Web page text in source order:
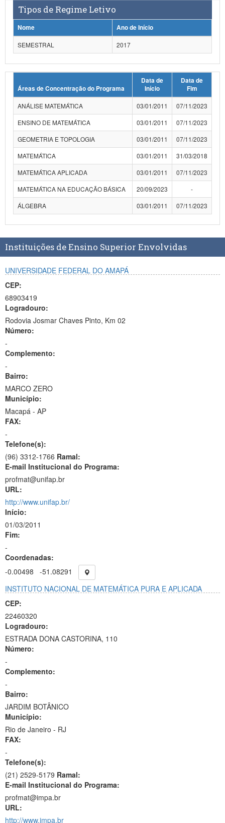
Tipos de Regime Letivo
Nome
Ano de Início
SEMESTRAL
2017
Áreas de Concentração do Programa
Data de
Início
Data de
Fim
ANÁLISE MATEMÁTICA
03/01/2011
07/11/2023
ENSINO DE MATEMÁTICA
03/01/2011
07/11/2023
GEOMETRIA E TOPOLOGIA
03/01/2011
07/11/2023
MATEMÁTICA
03/01/2011
31/03/2018
MATEMÁTICA APLICADA
03/01/2011
07/11/2023
MATEMÁTICA NA EDUCAÇÃO BÁSICA
20/09/2023
-
ÁLGEBRA
03/01/2011 07/11/2023
Instituições de Ensino Superior Envolvidas
UNIVERSIDADE FEDERAL DO AMAPÁ
CEP:
68903419
Logradouro:
Rodovia Josmar Chaves Pinto, Km 02
Número:
-
Complemento:
-
Bairro:
MARCO ZERO
Município:
Macapá - AP
FAX:
-
Telefone(s):
(96) 3312-1766 Ramal:
E-mail Institucional do Programa:
profmat@unifap.br
URL:
http://www.unifap.br/
Início:
01/03/2011
Fim:
-
Coordenadas:
-0.00498
-51.08291
INSTITUTO NACIONAL DE MATEMÁTICA PURA E APLICADA
CEP:
22460320
Logradouro:
ESTRADA DONA CASTORINA, 110
Número:
-
Complemento:
-
Bairro:
JARDIM BOTÂNICO
Município:
Rio de Janeiro - RJ
FAX:
-
Telefone(s):
(21) 2529-5179 Ramal:
E-mail Institucional do Programa:
profmat@impa.br
URL:
http://www.impa.br